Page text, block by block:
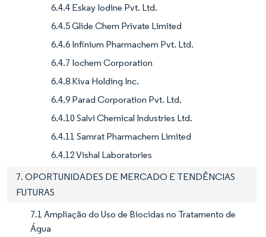
6.4.4 Eskay Iodine Pvt. Ltd.
6.4.5 Glide Chem Private Limited
6.4.6 Infinium Pharmachem Pvt. Ltd.
6.4.7 Iochem Corporation
6.4.8 Kiva Holding Inc.
6.4.9 Parad Corporation Pvt. Ltd.
6.4.10 Salvi Chemical Industries Ltd.
6.4.11 Samrat Pharmachem Limited
6.4.12 Vishal Laboratories
7. OPORTUNIDADES DE MERCADO E TENDÊNCIAS
FUTURAS
7.1 Ampliação do Uso de Biocidas no Tratamento de
Água